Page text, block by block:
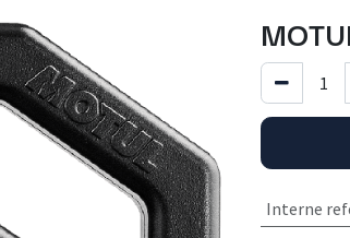
Interne